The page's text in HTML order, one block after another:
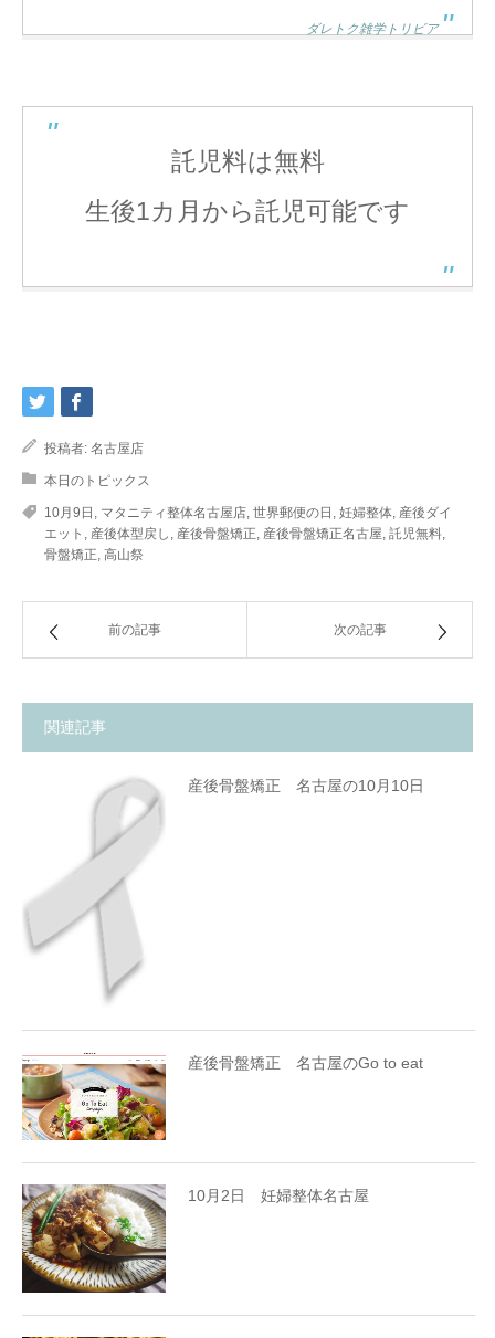
ダレトク雑学トリビア
託児料は無料
生後1カ月から託児可能です
投稿者: 名古屋店
本日のトピックス
10月9日 , マタニティ整体名古屋店, 世界郵便の日 , 妊婦整体, 産後ダイ
エット , 産後体型戻し , 産後骨盤矯正, 産後骨盤矯正名古屋, 託児無料,
骨盤矯正, 高山祭
前の記事 次の記事
関連記事
産後骨盤矯正 名古屋の10月10日
産後骨盤矯正 名古屋のGo to eat
10月2日 妊婦整体名古屋